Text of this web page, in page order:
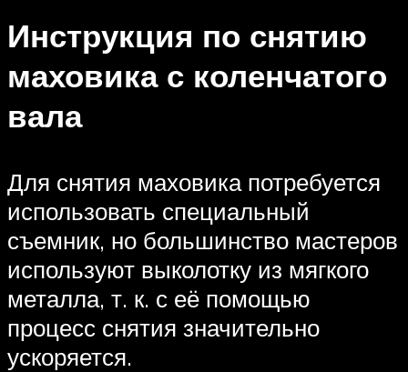
Инструкция по снятию
маховика с коленчатого
вала
Для снятия маховика потребуется
использовать специальный
съемник, но большинство мастеров
используют выколотку из мягкого
металла, т. к. с её помощью
процесс снятия значительно
ускоряется.